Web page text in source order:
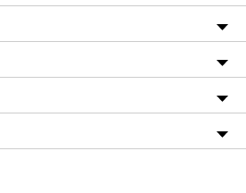
auf dlf.de
App